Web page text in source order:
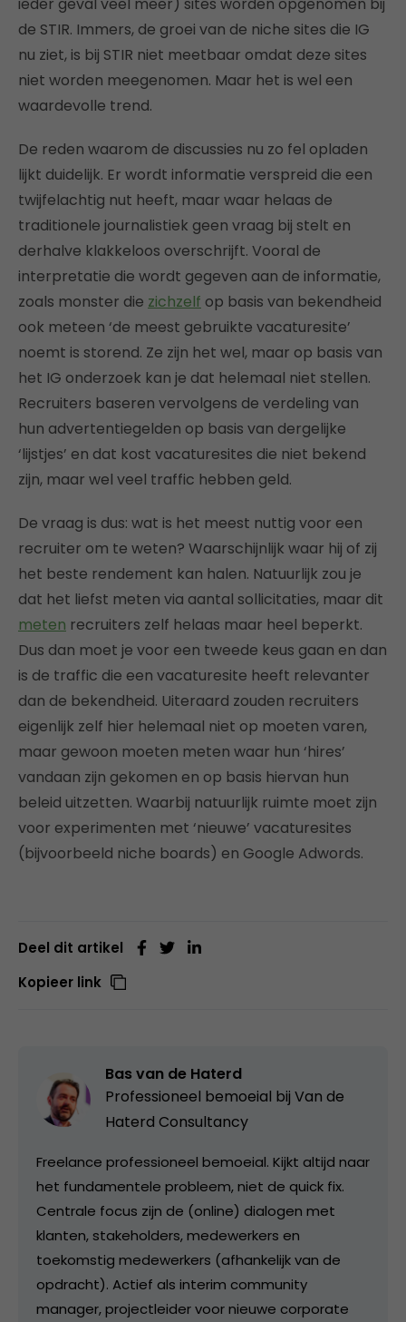
de STIR. Immers, de groei van de niche sites die IG
nu ziet, is bij STIR niet meetbaar omdat deze sites
niet worden meegenomen. Maar het is wel een
waardevolle trend.
De reden waarom de discussies nu zo fel opladen
lijkt duidelijk. Er wordt informatie verspreid die een
twijfelachtig nut heeft, maar waar helaas de
traditionele journalistiek geen vraag bij stelt en
derhalve klakkeloos overschrijft. Vooral de
interpretatie die wordt gegeven aan de informatie,
zoals monster die zichzelf op basis van bekendheid
ook meteen ‘de meest gebruikte vacaturesite’
noemt is storend. Ze zijn het wel, maar op basis van
het IG onderzoek kan je dat helemaal niet stellen.
Recruiters baseren vervolgens de verdeling van
hun advertentiegelden op basis van dergelijke
‘lijstjes’ en dat kost vacaturesites die niet bekend
zijn, maar wel veel traffic hebben geld.
De vraag is dus: wat is het meest nuttig voor een
recruiter om te weten? Waarschijnlijk waar hij of zij
het beste rendement kan halen. Natuurlijk zou je
dat het liefst meten via aantal sollicitaties, maar dit
meten recruiters zelf helaas maar heel beperkt.
Dus dan moet je voor een tweede keus gaan en dan
is de traffic die een vacaturesite heeft relevanter
dan de bekendheid. Uiteraard zouden recruiters
eigenlijk zelf hier helemaal niet op moeten varen,
maar gewoon moeten meten waar hun ‘hires’
vandaan zijn gekomen en op basis hiervan hun
beleid uitzetten. Waarbij natuurlijk ruimte moet zijn
voor experimenten met ‘nieuwe’ vacaturesites
(bijvoorbeeld niche boards) en Google Adwords.
Deel dit artikel
Kopieer link
Bas van de Haterd
Professioneel bemoeial bij Van de
Haterd Consultancy
Freelance professioneel bemoeial. Kijkt altijd naar
het fundamentele probleem, niet de quick fix.
Centrale focus zijn de (online) dialogen met
klanten, stakeholders, medewerkers en
toekomstig medewerkers (afhankelijk van de
opdracht). Actief als interim community
manager, projectleider voor nieuwe corporate